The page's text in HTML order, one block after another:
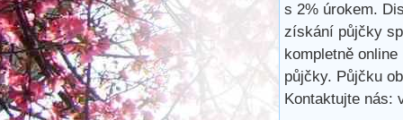
s 2% úrokem.
získání půjčky
kompletně
půjčky. Půjčku
Kontaktujte nás: